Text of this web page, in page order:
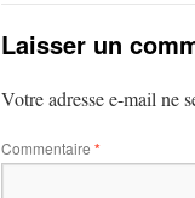
Laisser un
Votre adresse e-mail ne
Commentaire *